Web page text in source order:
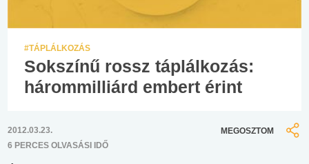
#TÁPLÁLKOZÁS
Sokszínű rossz táplálkozás:
hárommilliárd embert érint
2012.03.23.
6 PERCES OLVASÁSI IDŐ
MEGOSZTOM